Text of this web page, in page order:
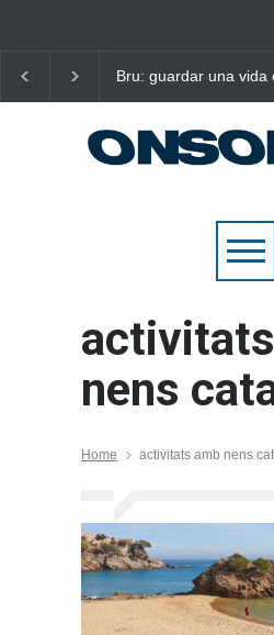
Bru: guardar una vida
pop emocional
nens
Home activitats amb nens